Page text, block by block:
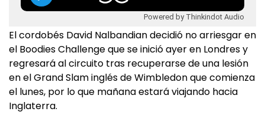
Powered by Thinkindot Audio
El cordobés David Nalbandian decidió no arriesgar en
el Boodies Challenge que se inició ayer en Londres y
regresará al circuito tras recuperarse de una lesión
en el Grand Slam inglés de Wimbledon que comienza
el lunes, por lo que mañana estará viajando hacia
Inglaterra.